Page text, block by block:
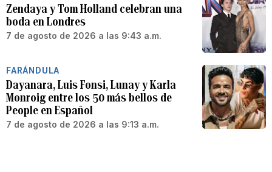
Zendaya y Tom Holland celebran una
boda en Londres
7 de agosto de 2026 a las 9:43 a.m.
FARÁNDULA
Dayanara, Luis Fonsi, Lunay y Karla
Monroig entre los 50 más bellos de
People en Español
7 de agosto de 2026 a las 9:13 a.m.